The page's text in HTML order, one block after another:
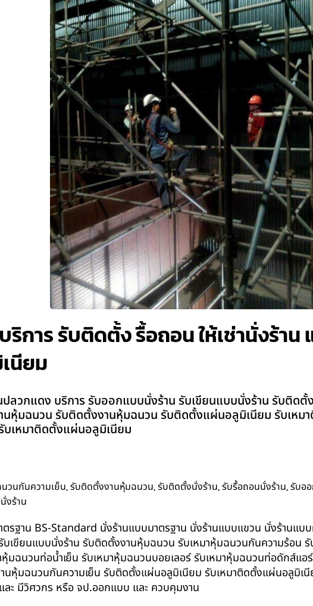
การ รับติดตั้ง รื้อถอน ให้เช่านั่งร้าน
นียม
วกแดง บริการ รับออกแบบนั่งร้าน รับเขียนแบบนั่งร้าน รับติดตั้
านหุ้มฉนวน รับติดตั้งงานหุ้มฉนวน รับติดตั้งแผ่นอลูมิเนียม รับเห
บเหมาติดตั้งแผ่นอลูมิเนียม
วนกันความเย็น,รับติดตั้งงานหุ้มฉนวน,รับติดตั้งนั่งร้าน,รับรื้อถอนนั่งร้าน,รับอ
นั่งร้าน
าตรฐาน BS-Standard นั่งร้านแบบมาตรฐาน นั่งร้านแบบแขวน นั่งร้าน
เขียนแบบนั่งร้าน รับติดตั้งงานหุ้มฉนวน รับเหมาหุ้มฉนวนกันความร้อน
มฉนวนท่อน้ำเย็น รับเหมาหุ้มฉนวนบอยเลอร์ รับเหมาหุ้มฉนวนท่อดักส์แ
หุ้มฉนวนกันความเย็น รับติดตั้งแผ่นอลูมิเนียม รับเหมาติดตั้งแผ่นอลูมิเ
ละ มีวิศวกร หรือ จป.ออกแบบ และ ควบคุมงาน